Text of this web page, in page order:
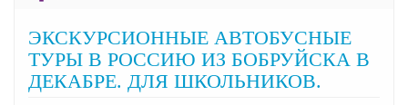
ЭКСКУРСИОННЫЕ АВТОБУСНЫЕ
ТУРЫ В РОССИЮ ИЗ БОБРУЙСКА В
ДЕКАБРЕ. ДЛЯ ШКОЛЬНИКОВ.